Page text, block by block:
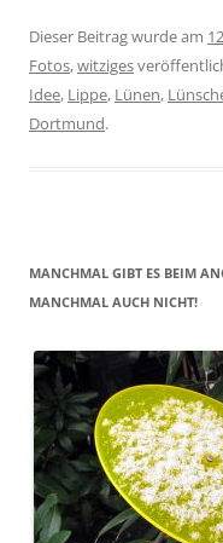
Dieser Beitrag wurde am
Fotos,witziges
Idee, Lippe, Lünen,
Dortmund.
MANCHMAL GIBT ES BEIM
MANCHMAL AUCH NICHT!